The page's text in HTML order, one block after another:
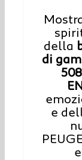
della
di
e